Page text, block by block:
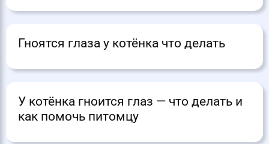
Гноятся глаза у котёнка что делать
У котёнка гноится глаз — что делать и
как помочь питомцу